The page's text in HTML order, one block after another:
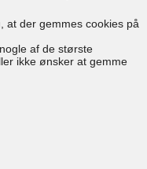
at der gemmes cookies på
af de største
ikke ønsker at gemme